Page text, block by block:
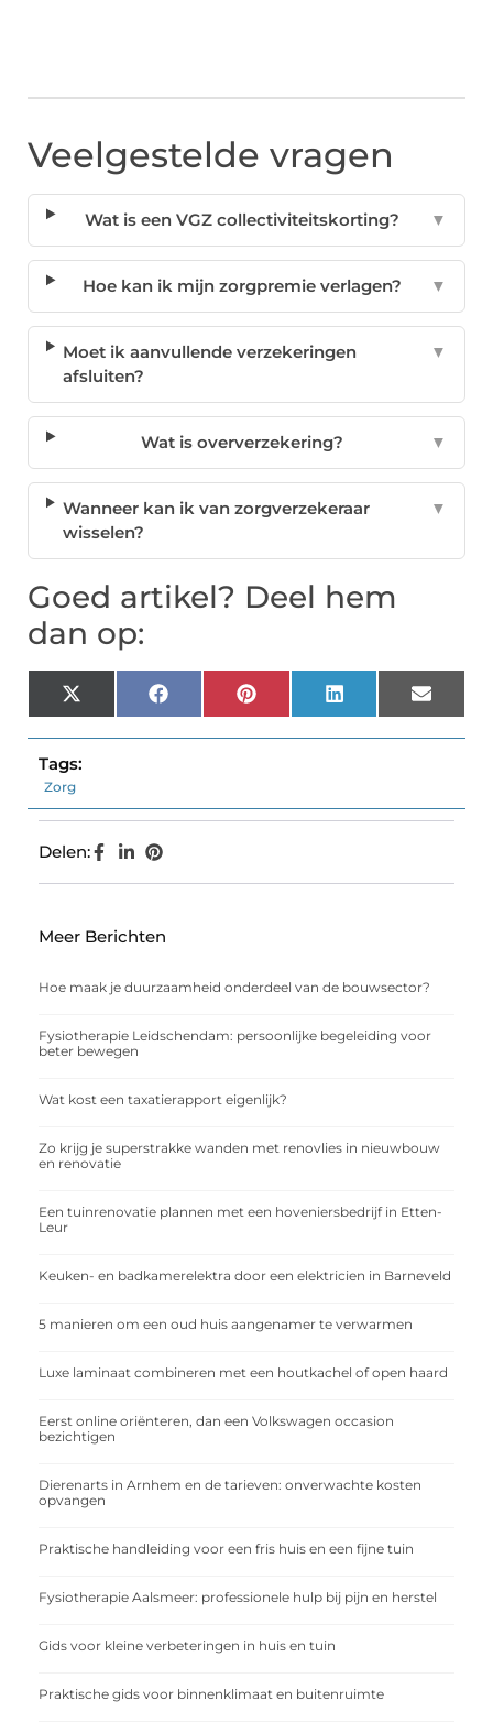
Veelgestelde vragen
Wat is een VGZ collectiviteitskorting? ▼
Hoe kan ik mijn zorgpremie verlagen? ▼
Moet ik aanvullende verzekeringen
afsluiten?
▼
Wat is oververzekering? ▼
Wanneer kan ik van zorgverzekeraar
wisselen?
▼
Goed artikel? Deel hem
dan op:
X
(Twitter)
FacebookPinterest LinkedIn Email
Tags:
Zorg
Delen:
Meer Berichten
Hoe maak je duurzaamheid onderdeel van de bouwsector?
Fysiotherapie Leidschendam: persoonlijke begeleiding voor
beter bewegen
Wat kost een taxatierapport eigenlijk?
Zo krijg je superstrakke wanden met renovlies in nieuwbouw
en renovatie
Een tuinrenovatie plannen met een hoveniersbedrijf in Etten-
Leur
Keuken- en badkamerelektra door een elektricien in Barneveld
5 manieren om een oud huis aangenamer te verwarmen
Luxe laminaat combineren met een houtkachel of open haard
Eerst online oriënteren, dan een Volkswagen occasion
bezichtigen
Dierenarts in Arnhem en de tarieven: onverwachte kosten
opvangen
Praktische handleiding voor een fris huis en een fijne tuin
Fysiotherapie Aalsmeer: professionele hulp bij pijn en herstel
Gids voor kleine verbeteringen in huis en tuin
Praktische gids voor binnenklimaat en buitenruimte